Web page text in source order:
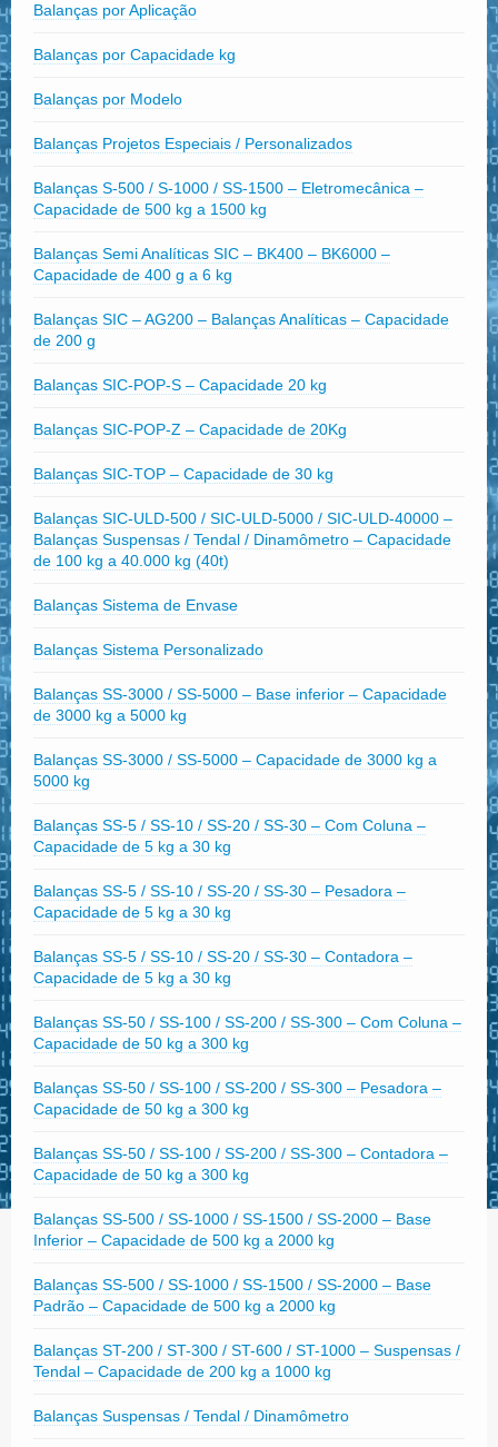
Balanças por Aplicação
Balanças por Capacidade kg
Balanças por Modelo
Balanças Projetos Especiais / Personalizados
Balanças S-500 / S-1000 / SS-1500 – Eletromecânica –
Capacidade de 500 kg a 1500 kg
Balanças Semi Analíticas SIC – BK400 – BK6000 –
Capacidade de 400 g a 6 kg
Balanças SIC – AG200 – Balanças Analíticas – Capacidade
de 200 g
Balanças SIC-POP-S – Capacidade 20 kg
Balanças SIC-POP-Z – Capacidade de 20Kg
Balanças SIC-TOP – Capacidade de 30 kg
Balanças SIC-ULD-500 / SIC-ULD-5000 / SIC-ULD-40000 –
Balanças Suspensas / Tendal / Dinamômetro – Capacidade
de 100 kg a 40.000 kg (40t)
Balanças Sistema de Envase
Balanças Sistema Personalizado
Balanças SS-3000 / SS-5000 – Base inferior – Capacidade
de 3000 kg a 5000 kg
Balanças SS-3000 / SS-5000 – Capacidade de 3000 kg a
5000 kg
Balanças SS-5 / SS-10 / SS-20 / SS-30 – Com Coluna –
Capacidade de 5 kg a 30 kg
Balanças SS-5 / SS-10 / SS-20 / SS-30 – Pesadora –
Capacidade de 5 kg a 30 kg
Balanças SS-5 / SS-10 / SS-20 / SS-30 – Contadora –
Capacidade de 5 kg a 30 kg
Balanças SS-50 / SS-100 / SS-200 / SS-300 – Com Coluna –
Capacidade de 50 kg a 300 kg
Balanças SS-50 / SS-100 / SS-200 / SS-300 – Pesadora –
Capacidade de 50 kg a 300 kg
Balanças SS-50 / SS-100 / SS-200 / SS-300 – Contadora –
Capacidade de 50 kg a 300 kg
Balanças SS-500 / SS-1000 / SS-1500 / SS-2000 – Base
Inferior – Capacidade de 500 kg a 2000 kg
Balanças SS-500 / SS-1000 / SS-1500 / SS-2000 – Base
Padrão – Capacidade de 500 kg a 2000 kg
Balanças ST-200 / ST-300 / ST-600 / ST-1000 – Suspensas /
Tendal – Capacidade de 200 kg a 1000 kg
Balanças Suspensas / Tendal / Dinamômetro